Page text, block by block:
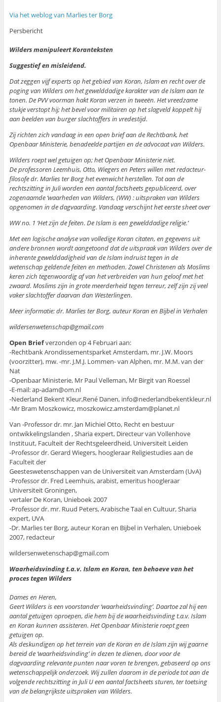
Via het weblog van Marlies ter Borg
Persbericht
Wilders manipuleert Koranteksten
Suggestief en misleidend.
Dat zeggen vijf experts op het gebied van Koran, Islam en recht over de
poging van Wilders om het gewelddadige karakter van de Islam aan te
tonen. De PVV voorman hakt Koran verzen in tweeën. Het vreedzame
stukje verstopt hij; het bevel voor militairen op het slagveld koppelt hij
aan beelden van burger slachtoffers in vredestijd.
Zij richten zich vandaag in een open brief aan de Rechtbank, het
Openbaar Ministerie, benadeelde partijen en de advocaat van Wilders.
Wilders roept wel getuigen op; het Openbaar Ministerie niet.
De professoren Leemhuis, Otto, Wiegers en Peters willen met redacteur-
filosofe dr. Marlies ter Borg het evenwicht herstellen. Tot aan de
rechtszitting in Juli worden een aantal factsheets gepubliceerd, over
zogenaamde ‘waarheden van Wilders, (WW) : uitspraken van Wilders
opgenomen in de dagvaarding. Vandaag verschijnt het eerste sheet over
WW no. 1 ‘Het zijn de feiten. De Islam is een gewelddadige religie.’
Met een logische analyse van volledige Koran citaten, en gegevens uit
andere bronnen wordt aangetoond dat de uitspraak van Wilders over de
inherente gewelddadigheid van de Islam indruist tegen in de
wetenschap geldende feiten en methoden. Zowel Christenen als Moslims
keren zich tegenwoordig af van het verbreiden van hun geloof met het
zwaard. Moslims zijn in grote meerderheid tegen terreur, zelf zijn zij veel
vaker slachtoffer daarvan dan Westerlingen.
Meer informatie: dr. Marlies ter Borg, auteur Koran en Bijbel in Verhalen
wildersenwetenschap@gmail.com
Open Briefverzonden op 4 Februari aan:
-Rechtbank Arondissementsparket Amsterdam, mr. J.W. Moors
(voorzitter), mw. -mr. J.M.J. Lommen- van Alphen, mr. M.M. van der
Nat
-Openbaar Ministerie, Mr Paul Velleman, Mr Birgit van Roessel
-E-mail: ap-adam@om.nl
-Nederland Bekent Kleur,René Danen, info@nederlandbekentkleur.nl
-Mr Bram Moszkowicz, moszkowicz.amsterdam@planet.nl
Van -Professor dr. mr. Jan Michiel Otto, Recht en bestuur
ontwikkelingslanden , Sharia expert, Directeur van Vollenhove
Instituut, Faculteit der Rechtsgeleerdheid, Universiteit Leiden
-Professor dr. Gerard Wiegers, hoogleraar Religiestudies aan de
Faculteit der
Geesteswetenschappen van de Universiteit van Amsterdam (UvA)
-Professor dr. Fred Leemhuis, arabist, emeritus hoogleraar
Universiteit Groningen,
vertaler De Koran, Unieboek 2007
-Professor dr. mr. Ruud Peters, Arabische Taal en Cultuur, Sharia
expert, UVA
-Dr. Marlies ter Borg, auteur Koran en Bijbel in Verhalen, Unieboek
2007, redacteur
wildersenwetenschap@gmail.com
Waarheidsvinding t.a.v. Islam en Koran, ten behoeve van het
proces tegen Wilders
Dames en Heren,
Geert Wilders is een voorstander ‘waarheidsvinding’. Daartoe zal hij een
aantal getuigen oproepen, die hem bij de waarheidsvinding t.a.v. Islam
en Koran kunnen assisteren. Het Openbaar Ministerie roept geen
getuigen op.
Als deskundigen op het terrein van de Koran en de Islam zijn wij gaarne
bereid de ‘waarheidsvinding’ in dezen te dienen, door voor de
dagvaarding relevante punten naar voren te brengen, gebaseerd op ons
wetenschappelijk onderzoek. Wij zullen daarom in de periode tot aan de
volgende rechtszitting in Juli U een aantal factsheets sturen, ter toetsing
van de belangrijkste uitspraken van Wilders.